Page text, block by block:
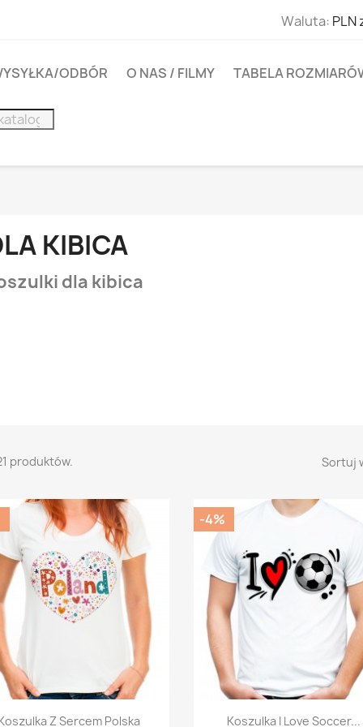
Waluta: PLN
ODBÓR O NAS / FILMY TABELA
KIBICA
dla kibica
produktów. Sortuj
Szybki podgląd
Z Sercem Polska
Szybki podgląd
Koszulka I Love Soccer...
-4%